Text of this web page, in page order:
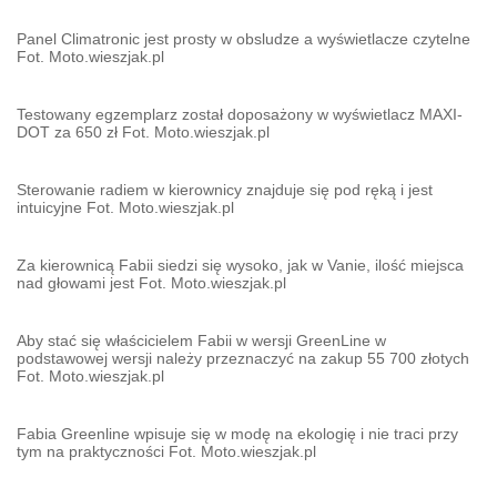
Panel Climatronic jest prosty w obsludze a wyświetlacze czytelne
Fot. Moto.wieszjak.pl
Testowany egzemplarz został doposażony w wyświetlacz MAXI-
DOT za 650 zł Fot. Moto.wieszjak.pl
Sterowanie radiem w kierownicy znajduje się pod ręką i jest
intuicyjne Fot. Moto.wieszjak.pl
Za kierownicą Fabii siedzi się wysoko, jak w Vanie, ilość miejsca
nad głowami jest Fot. Moto.wieszjak.pl
Aby stać się właścicielem Fabii w wersji GreenLine w
podstawowej wersji należy przeznaczyć na zakup 55 700 złotych
Fot. Moto.wieszjak.pl
Fabia Greenline wpisuje się w modę na ekologię i nie traci przy
tym na praktyczności Fot. Moto.wieszjak.pl